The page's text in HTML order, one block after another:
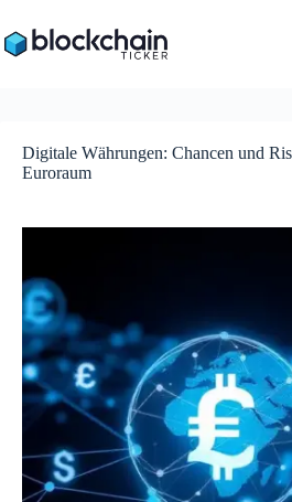
Inhalt
springen
Digitale Währungen: Chancen und
Euroraum